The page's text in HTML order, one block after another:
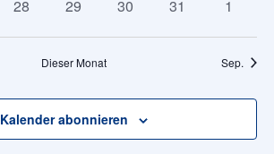
0
28
0
29
0
30
0
31
0
1
Dieser Monat Sep.
Kalender abonnieren